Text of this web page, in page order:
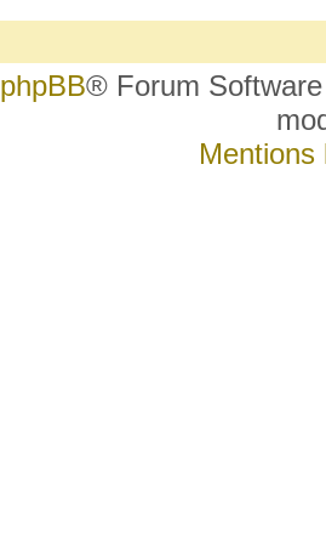
phpBB® Forum
Mentions